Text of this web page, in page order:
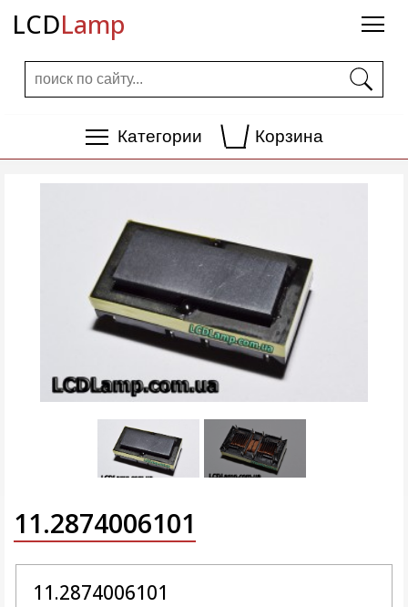
LCDLamp
Категории Корзина
11.2874006101
11.2874006101